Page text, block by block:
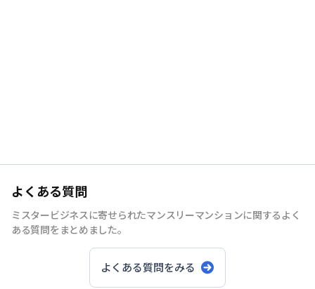
よくある質問
ミスタービジネスに寄せられたマンスリーマンションに関するよく
ある質問をまとめました。
よくある質問をみる